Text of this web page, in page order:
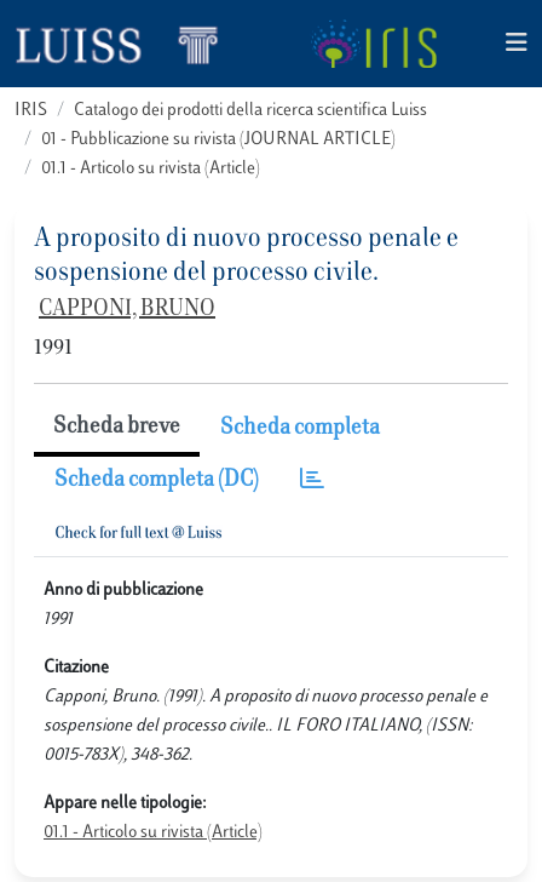
IRIS
Catalogo dei prodotti della ricerca scientifica Luiss
01 - Pubblicazione su rivista (JOURNAL ARTICLE)
01.1 - Articolo su rivista (Article)
A proposito di nuovo processo penale e
sospensione del processo civile.
CAPPONI, BRUNO
1991
Scheda breve Scheda completa
Scheda completa (DC)
Anno di pubblicazione
1991
Citazione
Capponi, Bruno. (1991). A proposito di nuovo processo penale e
sospensione del processo civile.. IL FORO ITALIANO, (ISSN:
0015-783X), 348-362.
Appare nelle tipologie:
01.1 - Articolo su rivista (Article)